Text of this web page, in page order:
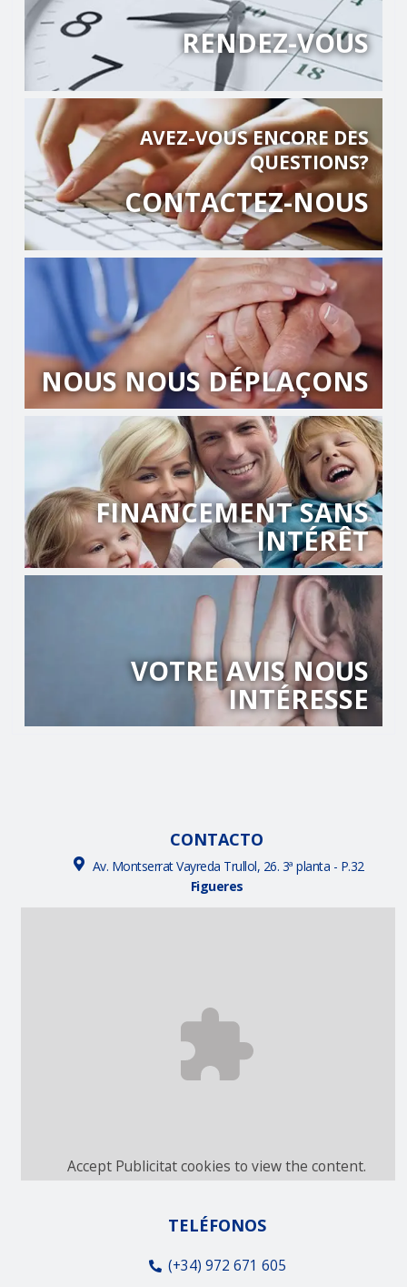
RENDEZ-VOUS
AVEZ-VOUS ENCORE DES
QUESTIONS?
CONTACTEZ-NOUS
NOUS NOUS DÉPLAÇONS
FINANCEMENT SANS
INTÉRÊT
VOTRE AVIS NOUS
INTÉRESSE
CONTACTO
Av. Montserrat Vayreda Trullol, 26. 3ª planta - P.32
Figueres
Accept Publicitatcookies to view the content.
TELÉFONOS
(+34) 972 671 605